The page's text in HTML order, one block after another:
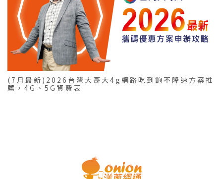
(7月最新)2026台灣大哥大4g網路吃到飽不降速方案推
薦，4G、5G資費表